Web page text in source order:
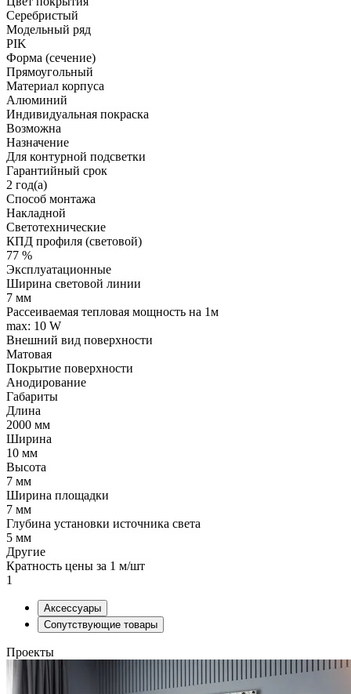
Серебристый
Модельный ряд
PIK
Форма (сечение)
Прямоугольный
Материал корпуса
Алюминий
Индивидуальная покраска
Возможна
Назначение
Для контурной подсветки
Гарантийный срок
2 год(а)
Способ монтажа
Накладной
Светотехнические
КПД профиля (cветовой)
77 %
Эксплуатационные
Ширина световой линии
7 мм
Рассеиваемая тепловая мощность на 1м
max: 10 W
Внешний вид поверхности
Матовая
Покрытие поверхности
Анодирование
Габариты
Длина
2000 мм
Ширина
10 мм
Высота
7 мм
Ширина площадки
7 мм
Глубина установки источника света
5 мм
Другие
Кратность цены за 1 м/шт
1
Аксессуары
Сопутствующие товары
Проекты